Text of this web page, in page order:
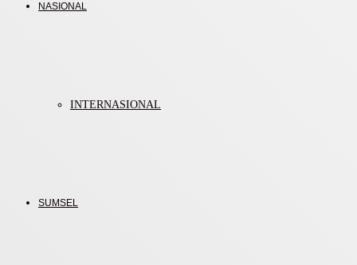
NASIONAL
INTERNASIONAL
SUMSEL